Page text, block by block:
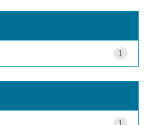
1